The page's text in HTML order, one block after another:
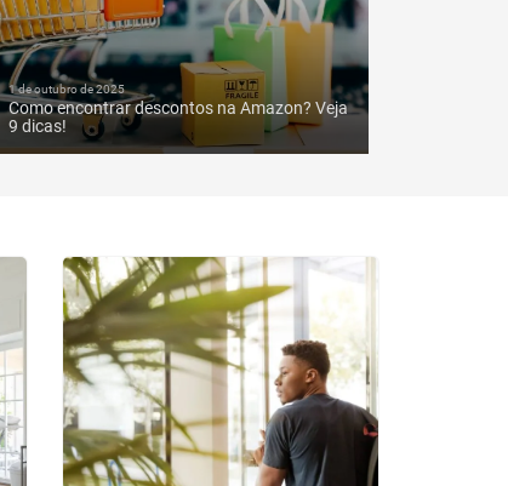
1 de outubro de 2025
Como encontrar descontos na Amazon? Veja
9 dicas!